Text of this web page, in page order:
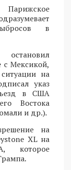
в
с Мексикой,
на
указ
в США
Востока
и др.).
на
XL на
которое